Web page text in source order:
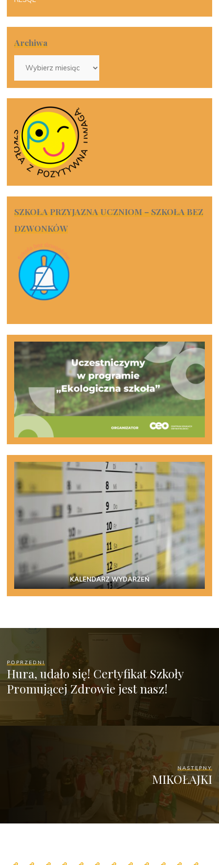
Archiwa
SZKOŁA PRZYJAZNA UCZNIOM – SZKOŁA BEZ
DZWONKÓW
KALENDARZ WYDARZEŃ
POPRZEDNI
Hura, udało się! Certyfikat Szkoły
Promującej Zdrowie jest nasz!
NASTĘPNY
MIKOŁAJKI